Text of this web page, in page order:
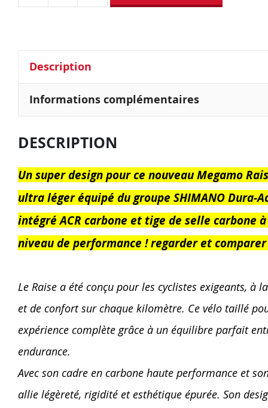
Description
Informations complémentaires
DESCRIPTION
Un super design pour ce nouveau Megamo
ultra léger équipé du groupe SHIMANO Dura-
intégré ACR carbone et tige de selle carbone
niveau de performance ! regarder et
Le Raise a été conçu pour les cyclistes exigeants, à
et de confort sur chaque kilomètre. Ce vélo taillé
expérience complète grâce à un équilibre parfait
endurance.
Avec son cadre en carbone haute performance et
allie légèreté, rigidité et esthétique épurée. Son